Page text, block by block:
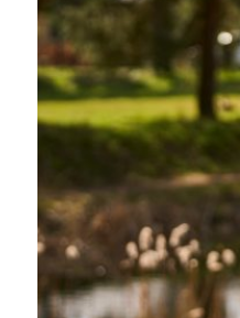
HISTORIE
TEORI